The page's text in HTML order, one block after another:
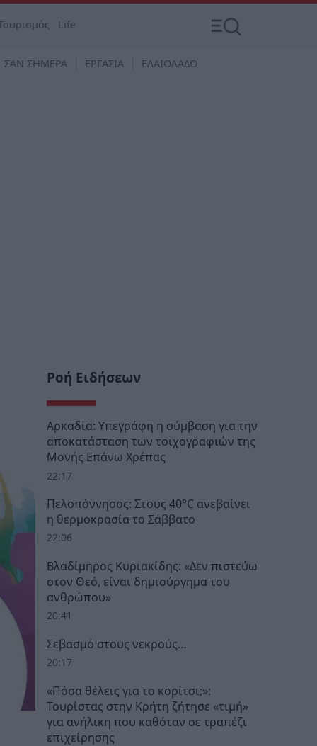
Life
ΣΑΝ ΣΗΜΕΡΑ ΕΡΓΑΣΙΑ ΕΛΑΙΟΛΑΔΟ
Ροή Ειδήσεων
Αρκαδία: Υπεγράφη η σύμβαση για την
αποκατάσταση των τοιχογραφιών της
Μονής Επάνω Χρέπας
22:17
Πελοπόννησος: Στους 40°C ανεβαίνει
η θερμοκρασία το Σάββατο
22:06
Βλαδίμηρος Κυριακίδης: «Δεν πιστεύω
στον Θεό, είναι δημιούργημα του
ανθρώπου»
20:41
Σεβασμό στους νεκρούς…
20:17
«Πόσα θέλεις για το κορίτσι;»:
Τουρίστας στην Κρήτη ζήτησε «τιμή»
για ανήλικη που καθόταν σε τραπέζι
επιχείρησης